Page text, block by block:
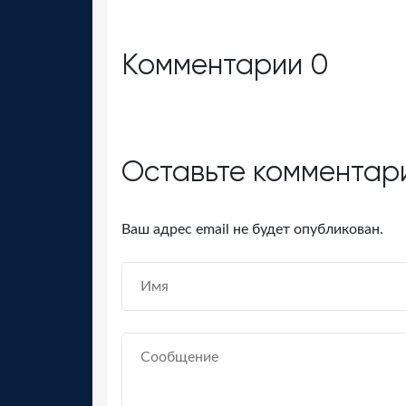
Комментарии 0
Оставьте
Ваш адрес email не будет опубликован.